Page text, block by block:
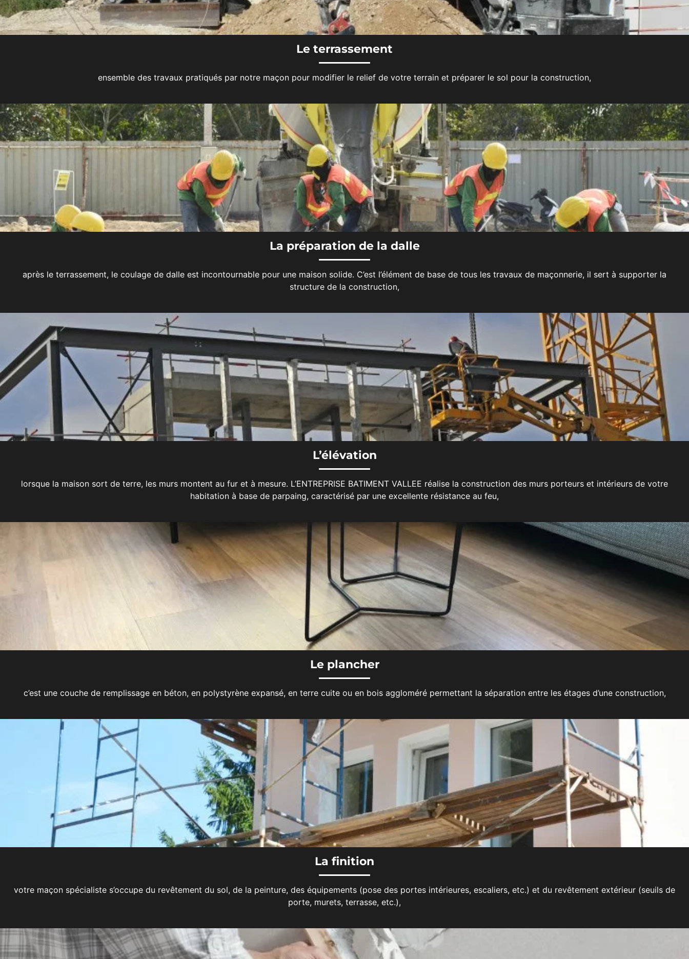
Le terrassement
ensemble des travaux pratiqués par notre maçon pour modifier le relief de votre terrain et préparer le sol pour la construction,
La préparation de la dalle
après le terrassement, le coulage de dalle est incontournable pour une maison solide. C’est l’élément de base de tous les travaux de maçonnerie, il sert à supporter la
structure de la construction,
L’élévation
lorsque la maison sort de terre, les murs montent au fur et à mesure. L’ENTREPRISE BATIMENT VALLEE réalise la construction des murs porteurs et intérieurs de votre
habitation à base de parpaing, caractérisé par une excellente résistance au feu,
Le plancher
c’est une couche de remplissage en béton, en polystyrène expansé, en terre cuite ou en bois aggloméré permettant la séparation entre les étages d’une construction,
La finition
votre maçon spécialiste s’occupe du revêtement du sol, de la peinture, des équipements (pose des portes intérieures, escaliers, etc.) et du revêtement extérieur (seuils de
porte, murets, terrasse, etc.),